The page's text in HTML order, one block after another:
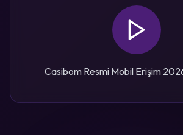
Casibom Resmi Mobil Erişim